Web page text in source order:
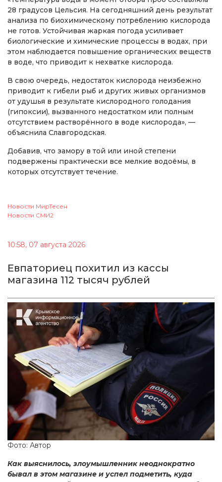
28 градусов Цельсия. На сегодняшний день результат
анализа по биохимическому потреблению кислорода
не готов. Устойчивая жаркая погода усиливает
биологические и химические процессы в водах, при
этом наблюдается повышение органических веществ
в воде, что приводит к нехватке кислорода.
В свою очередь, недостаток кислорода неизбежно
приводит к гибели рыб и других живых организмов
от удушья в результате кислородного голодания
(гипоксии), вызванного недостатком или полным
отсутствием растворённого в воде кислорода», —
объяснила Славгородская.
Добавив, что замору в той или иной степени
подвержены практически все мелкие водоёмы, в
которых отсутствует течение.
Новости МирТесен
Новости СМИ2
10:58, 07 августа 2026
Евпаториец похитил из кассы
магазина 112 тысяч рублей
Фото: Автор
Как выяснилось, злоумышленник неоднократно
бывал в этом магазине и успел подметить, куда